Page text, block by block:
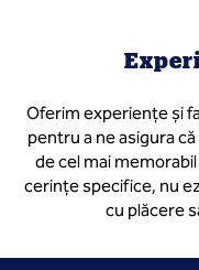
Oferim experiențe și
pentru a ne asigura
de cel mai
cerințe specifice, nu
cu plăcere